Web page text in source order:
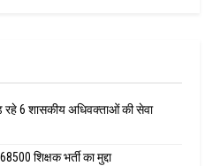
6 शासकीय अधिवक्ताओं की सेवा
शिक्षक भर्ती का मुद्दा